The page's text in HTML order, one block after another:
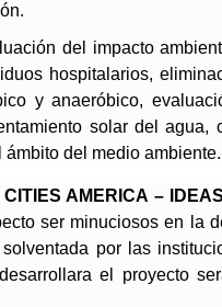
del impacto
hospitalarios,
y anaeróbico,
solar del agua,
del medio ambiente.
AMERICA –
ser minuciosos en la
por las
el proyecto